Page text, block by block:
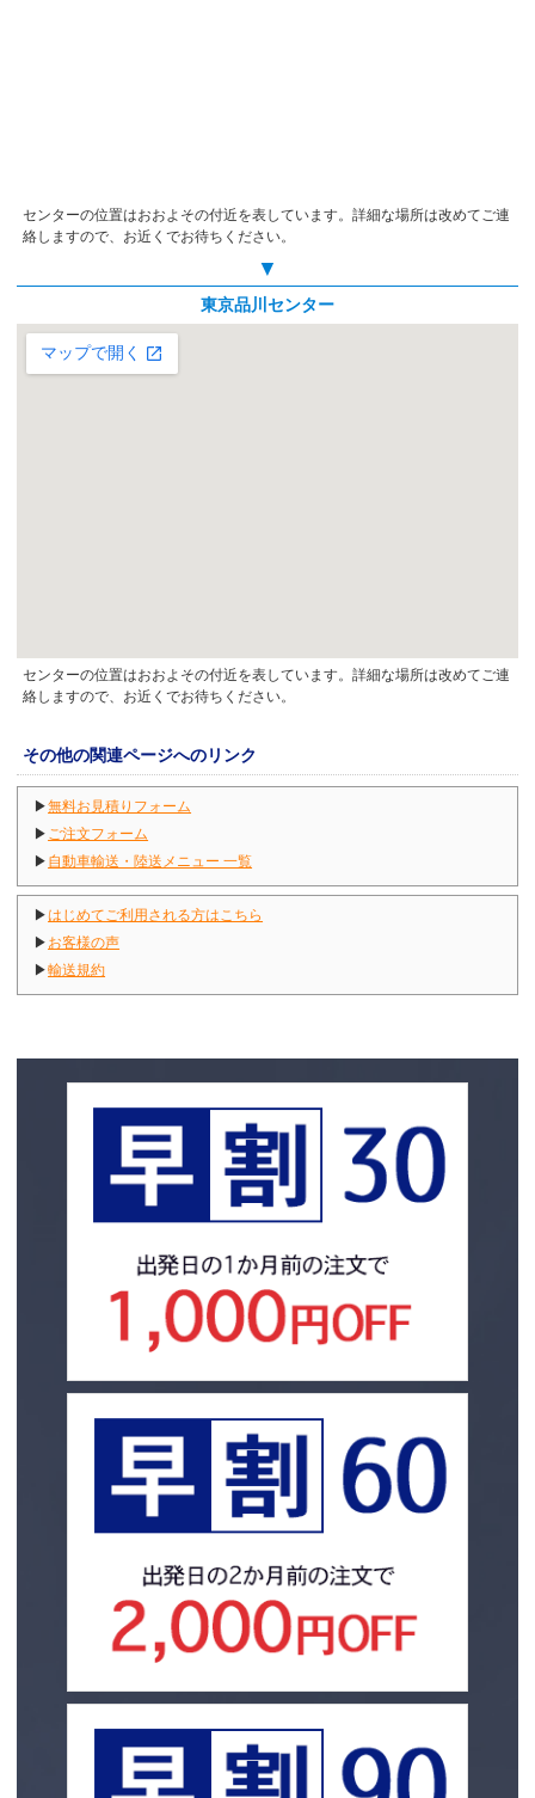
センターの位置はおおよその付近を表しています。詳細な場所は改めてご連
絡しますので、お近くでお待ちください。
▼
東京品川センター
センターの位置はおおよその付近を表しています。詳細な場所は改めてご連
絡しますので、お近くでお待ちください。
その他の関連ページへのリンク
▶無料お見積りフォーム
▶ ご注文フォーム
▶ 自動車輸送・陸送メニュー 一覧
▶はじめてご利用される方はこちら
▶ お客様の声
▶輸送規約